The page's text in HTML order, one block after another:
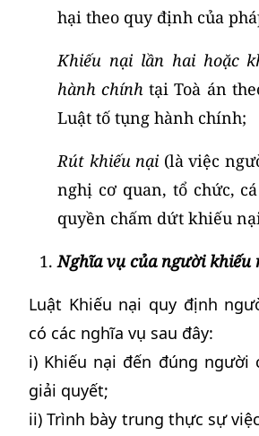
hại theo quy định của
Khiếu nại lần hai hoặc
hành chính tại Toà án
Luật tố tụng hành chính;
Rút khiếu nại (là việc
nghị cơ quan, tổ chức,
quyền chấm dứt khiếu
Nghĩa vụ của người khiếu
Luật Khiếu nại quy định
có các nghĩa vụ sau đây:
i) Khiếu nại đến đúng người
giải quyết;
ii) Trình bày trung thực sự